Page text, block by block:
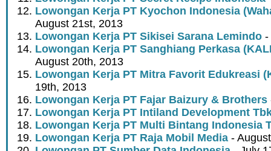
Lowongan Kerja PT Kyochon Indonesia
August 21st, 2013
Lowongan Kerja PT Sikisei Sarana Lemindo -
Lowongan Kerja PT Sanghiang Perkasa
August 20th, 2013
Lowongan Kerja PT Mitra Favorit Edukreasi
19th, 2013
Lowongan Kerja PT Fajar Baizury & Brothers
Lowongan Kerja PT Intiland Development
Lowongan Kerja PT Multi Bintang Indonesia
Lowongan Kerja PT Raja Mobil Media -